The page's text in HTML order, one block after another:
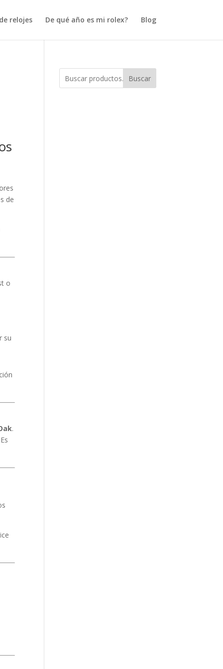
relojes De qué año es mi rolex? Blog
de
o
su
.
Buscar